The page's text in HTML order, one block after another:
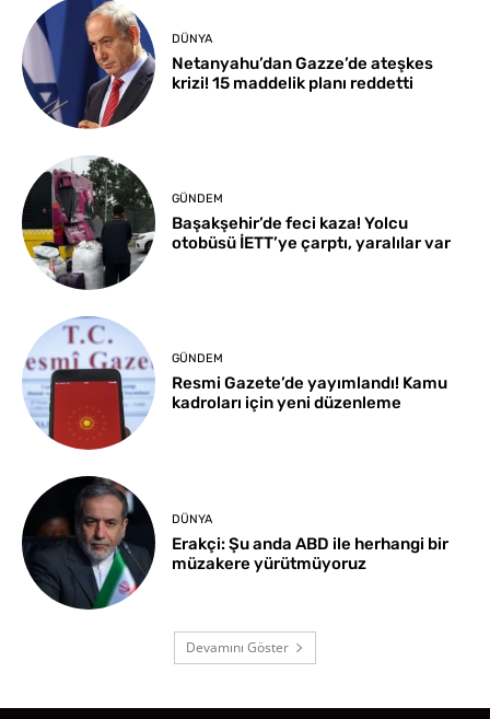
DÜNYA
Netanyahu’dan Gazze’de ateşkes
krizi! 15 maddelik planı reddetti
GÜNDEM
Başakşehir’de feci kaza! Yolcu
otobüsü İETT’ye çarptı, yaralılar var
GÜNDEM
Resmi Gazete’de yayımlandı! Kamu
kadroları için yeni düzenleme
DÜNYA
Erakçi: Şu anda ABD ile herhangi bir
müzakere yürütmüyoruz
Devamını Göster